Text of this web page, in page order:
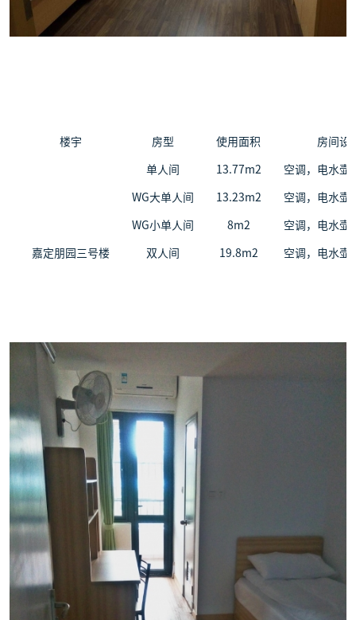
楼宇 房型 使用面积 房间设
嘉定朋园三号楼
单人间 13.77m2 空调，电水壶
WG大单人间 13.23m2 空调，电水壶
WG小单人间 8m2 空调，电水壶
双人间 19.8m2 空调，电水壶